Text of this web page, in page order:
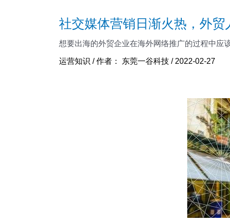
社交媒体营销日渐火热，外贸
想要出海的外贸企业在海外网络推广的过程中应
运营知识 / 作者： 东莞一谷科技 / 2022-02-27